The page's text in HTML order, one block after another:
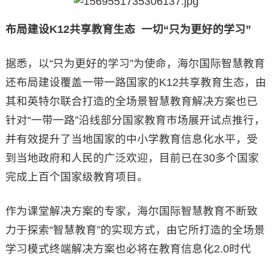
布局建设K12共享教育生态 一切“只为更好的学习”
据悉，以“只为更好的学习”为使命，海尔国际智慧教育
还布局建设覆盖一带一路国家的K12共享教育生态，由
其和英特尔联合打造的全场景智慧教育解决方案也已
针对“一带一路”沿线部分国家教育市场展开试点推行，
并有效提升了当地国家的中小学教育信息化水平，受
到当地政府和人民的广泛欢迎，目前已在30多个国家
完成上百个国家级教育项目。
作为课堂解决方案的专家，海尔国际智慧教育不断致
力于探索“智慧教育”的实现方式，由它所打造的全场景
学习模式终端解决方案也必将在教育信息化2.0时代